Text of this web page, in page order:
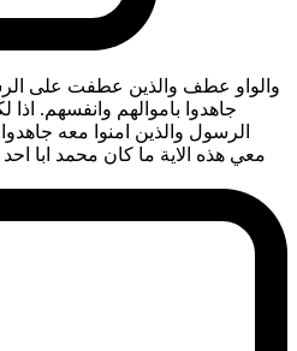
والواو عطف والذين عطفت على
جاهدوا باموالهم وانفسهم.
الرسول والذين امنوا معه
معي هذه الاية ما كان محمد ابا